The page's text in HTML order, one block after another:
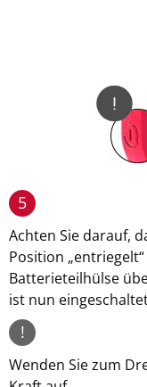
5
Achten Sie darauf,
Position
Batterieteilhülse
ist nun
!
Wenden Sie zum